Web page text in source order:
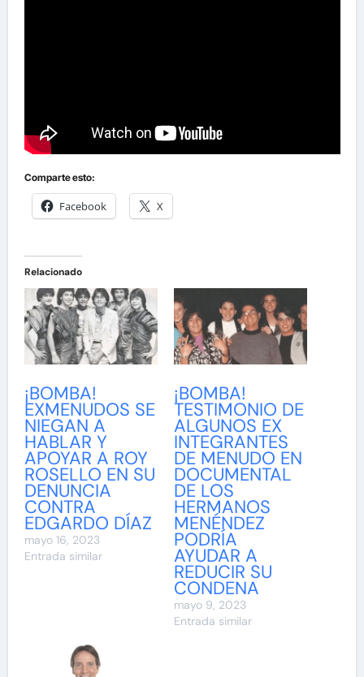
Comparte esto:
Facebook X
Relacionado
¡BOMBA!
EXMENUDOS SE
NIEGAN A
HABLAR Y
APOYAR A ROY
ROSELLO EN SU
DENUNCIA
CONTRA
EDGARDO DÍAZ
mayo 16, 2023
Entrada similar
¡BOMBA!
TESTIMONIO DE
ALGUNOS EX
INTEGRANTES
DE MENUDO EN
DOCUMENTAL
DE LOS
HERMANOS
MENÉNDEZ
PODRÍA
AYUDAR A
REDUCIR SU
CONDENA
mayo 9, 2023
Entrada similar